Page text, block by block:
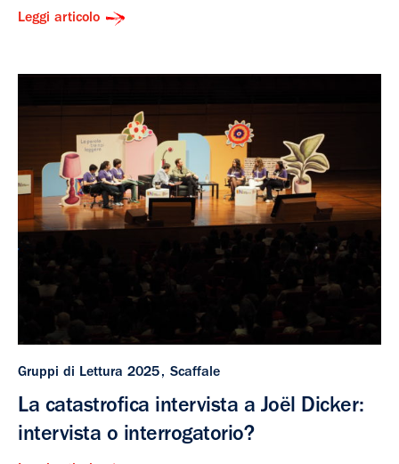
Leggi articolo
Gruppi di Lettura 2025 Scaffale
La catastrofica intervista a Joël Dicker:
intervista o interrogatorio?